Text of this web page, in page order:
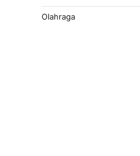
Olahraga